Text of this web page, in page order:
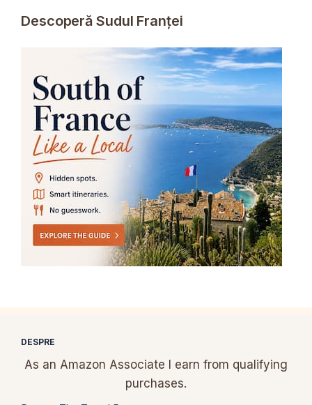
Descoperă Sudul Franței
DESPRE
As an Amazon Associate I earn from qualifying
purchases.